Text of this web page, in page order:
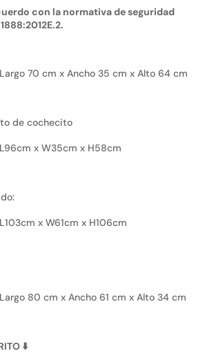
con la normativa de seguridad
70 cm x Ancho 35 cm x Alto 64 cm
de cochecito
x W35cm x H58cm
x W61cm x H106cm
80 cm x Ancho 61 cm x Alto 34 cm
⬇